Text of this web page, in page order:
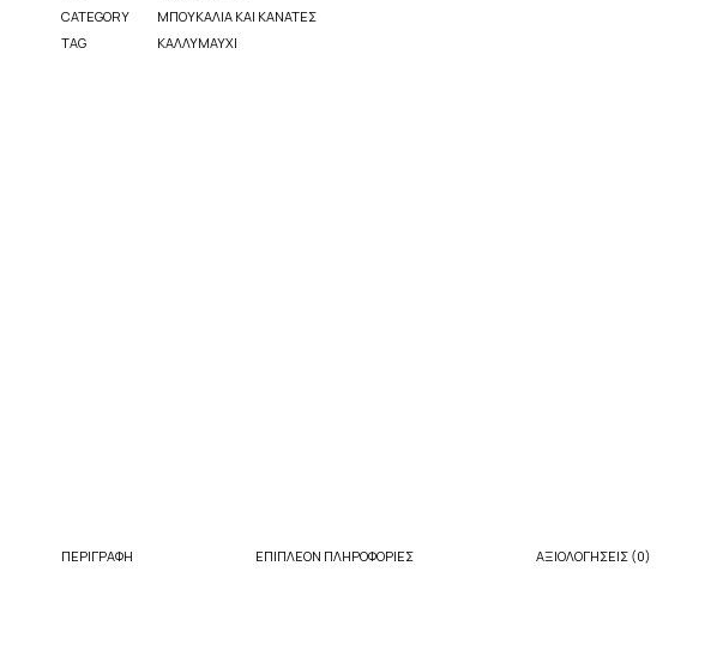
CATEGORY
ΜΠΟΥΚΆΛΙΑ ΚΑΙ ΚΑΝΆΤΕΣ
TAG
ΚΑΛΛΥΜΑΎΧΙ
ΠΕΡΙΓΡΑΦΉ ΕΠΙΠΛΈΟΝ ΠΛΗΡΟΦΟΡΊΕΣ ΑΞΙΟΛΟΓΉΣΕΙΣ (0)